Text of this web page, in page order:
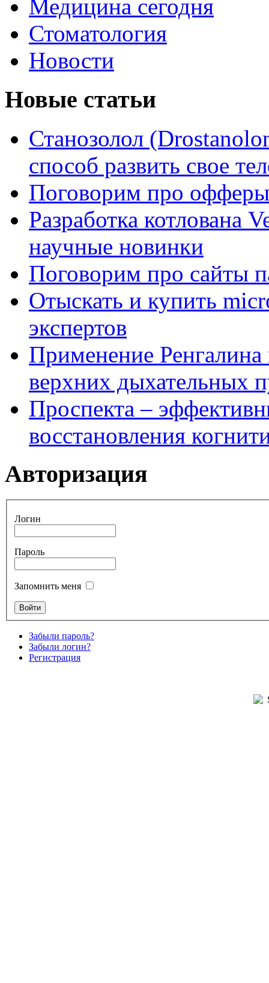
Медицина сегодня
Стоматология
Новости
Новые статьи
Станозолол
способ развить свое
Поговорим про
Разработка котлована
научные новинки
Поговорим про сайты
Отыскать и купить
экспертов
Применение Ренгалина
верхних дыхательных
Проспекта –
восстановления
Авторизация
Логин
Пароль
Запомнить меня
Забыли пароль?
Забыли логин?
Регистрация